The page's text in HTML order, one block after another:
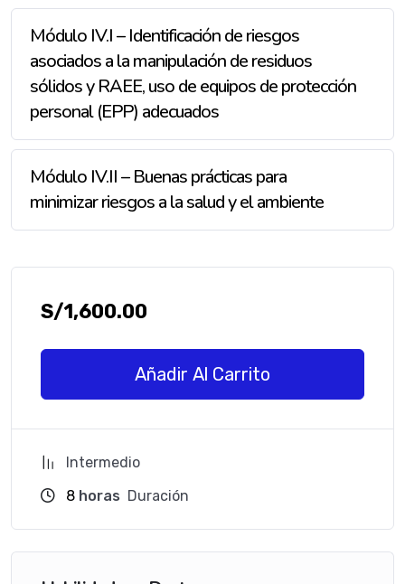
Módulo IV.I – Identificación de riesgos
asociados a la manipulación de residuos
sólidos y RAEE, uso de equipos de protección
personal (EPP) adecuados
Módulo IV.II – Buenas prácticas para
minimizar riesgos a la salud y el ambiente
S/1,600.00
Añadir Al Carrito
Intermedio
8 horas Duración